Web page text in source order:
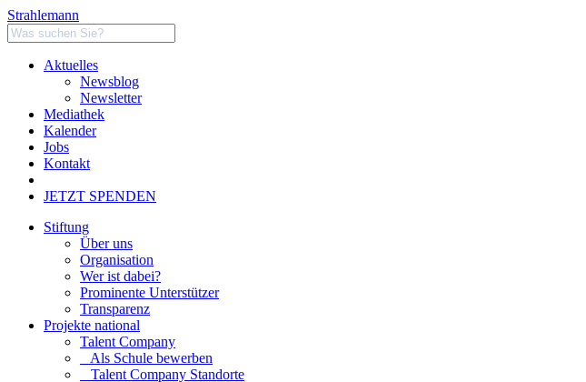
Strahlemann
Aktuelles
Newsblog
Newsletter
Mediathek
Kalender
Jobs
Kontakt
JETZT SPENDEN
Stiftung
Über uns
Organisation
Wer ist dabei?
Prominente Unterstützer
Transparenz
Projekte national
Talent Company
Als Schule bewerben
Talent Company Standorte